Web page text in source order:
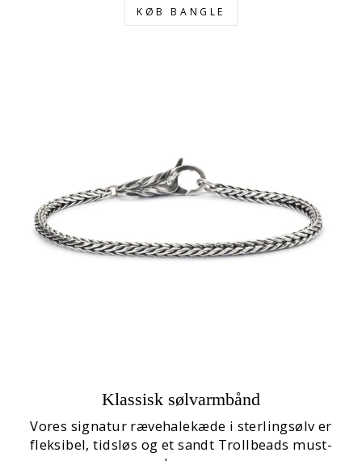
KØB BANGLE
Klassisk sølvarmbånd
Vores signatur rævehalekæde i sterlingsølv er
fleksibel, tidsløs og et sandt Trollbeads must-